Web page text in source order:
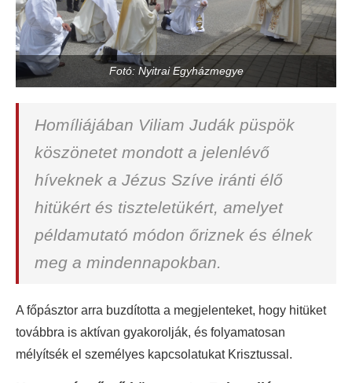
Fotó: Nyitrai Egyházmegye
Homíliájában Viliam Judák püspök
köszönetet mondott a jelenlévő
híveknek a Jézus Szíve iránti élő
hitükért és tiszteletükért, amelyet
példamutató módon őriznek és élnek
meg a mindennapokban.
A főpásztor arra buzdította a megjelenteket, hogy hitüket
továbbra is aktívan gyakorolják, és folyamatosan
mélyítsék el személyes kapcsolatukat Krisztussal.